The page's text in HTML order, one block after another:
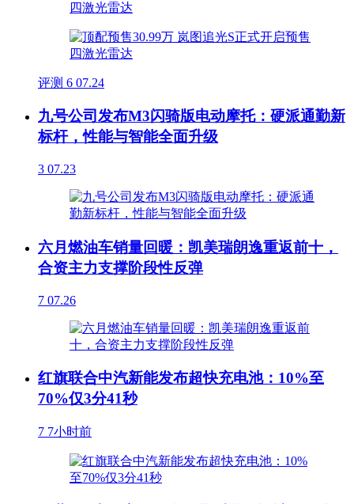
评测 6 07.24
九号公司发布M3闪骑版电动摩托：硬派通勤新
标杆，性能与智能全面升级
3 07.23
六月燃油车销量回暖：凯美瑞朗逸重返前十，
合资主力支撑阶段性反弹
7 07.26
红旗联合中汽新能发布超快充电池：10%至
70%仅3分41秒
7 7小时前